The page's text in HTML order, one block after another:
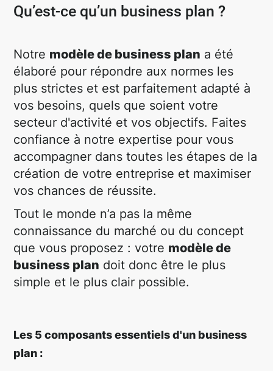
Qu’est-ce qu’un business plan ?
Notre modèle de business plan a été
élaboré pour répondre aux normes les
plus strictes et est parfaitement adapté à
vos besoins, quels que soient votre
secteur d'activité et vos objectifs. Faites
confiance à notre expertise pour vous
accompagner dans toutes les étapes de la
création de votre entreprise et maximiser
vos chances de réussite.
Tout le monde n’a pas la même
connaissance du marché ou du concept
que vous proposez : votre modèle de
business plan doit donc être le plus
simple et le plus clair possible.
Les 5 composants essentiels d'un business
plan :